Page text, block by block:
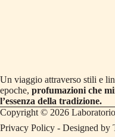
Un viaggio attraverso stili e
epoche, profumazioni che
l’essenza della tradizione.
Copyright © 2026
Privacy Policy - Designed by